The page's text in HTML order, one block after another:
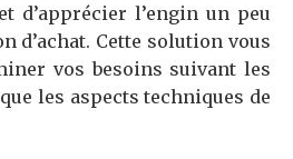
d’apprécier l’engin un peu
d’achat. Cette solution vous
vos besoins suivant les
les aspects techniques de